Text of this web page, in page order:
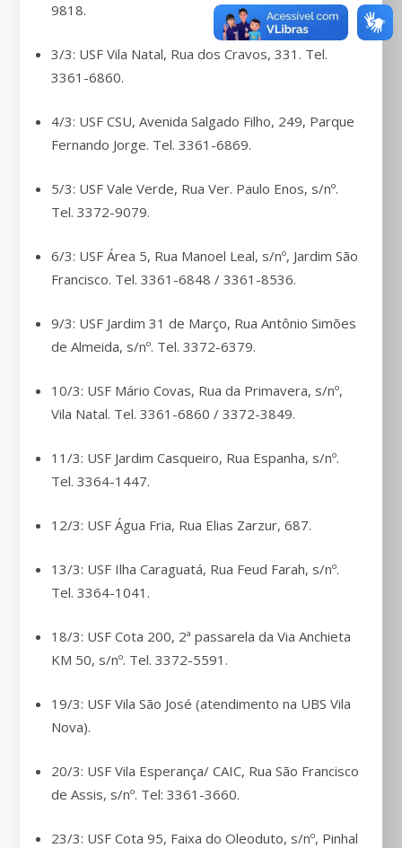
9818.
3/3: USF Vila Natal, Rua dos Cravos, 331. Tel.
3361-6860.
4/3: USF CSU, Avenida Salgado Filho, 249, Parque
Fernando Jorge. Tel. 3361-6869.
5/3: USF Vale Verde, Rua Ver. Paulo Enos, s/nº.
Tel. 3372-9079.
6/3: USF Área 5, Rua Manoel Leal, s/nº, Jardim São
Francisco. Tel. 3361-6848 / 3361-8536.
9/3: USF Jardim 31 de Março, Rua Antônio Simões
de Almeida, s/nº. Tel. 3372-6379.
10/3: USF Mário Covas, Rua da Primavera, s/nº,
Vila Natal. Tel. 3361-6860 / 3372-3849.
11/3: USF Jardim Casqueiro, Rua Espanha, s/nº.
Tel. 3364-1447.
12/3: USF Água Fria, Rua Elias Zarzur, 687.
13/3: USF Ilha Caraguatá, Rua Feud Farah, s/nº.
Tel. 3364-1041.
18/3: USF Cota 200, 2ª passarela da Via Anchieta
KM 50, s/nº. Tel. 3372-5591.
19/3: USF Vila São José (atendimento na UBS Vila
Nova).
20/3: USF Vila Esperança/ CAIC, Rua São Francisco
de Assis, s/nº. Tel: 3361-3660.
23/3: USF Cota 95, Faixa do Oleoduto, s/nº, Pinhal